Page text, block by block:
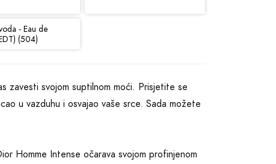
- Eau de
(504)
zavesti svojom suptilnom moći. Prisjetite se
u vazduhu i osvajao vaše srce. Sada možete
Homme Intense očarava svojom profinjenom